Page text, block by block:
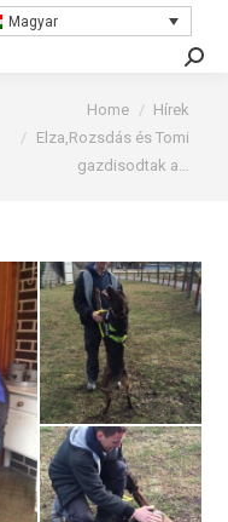
Magyar
You are here:Home
Hírek
Elza,Rozsdás és Tomi
gazdisodtak a…